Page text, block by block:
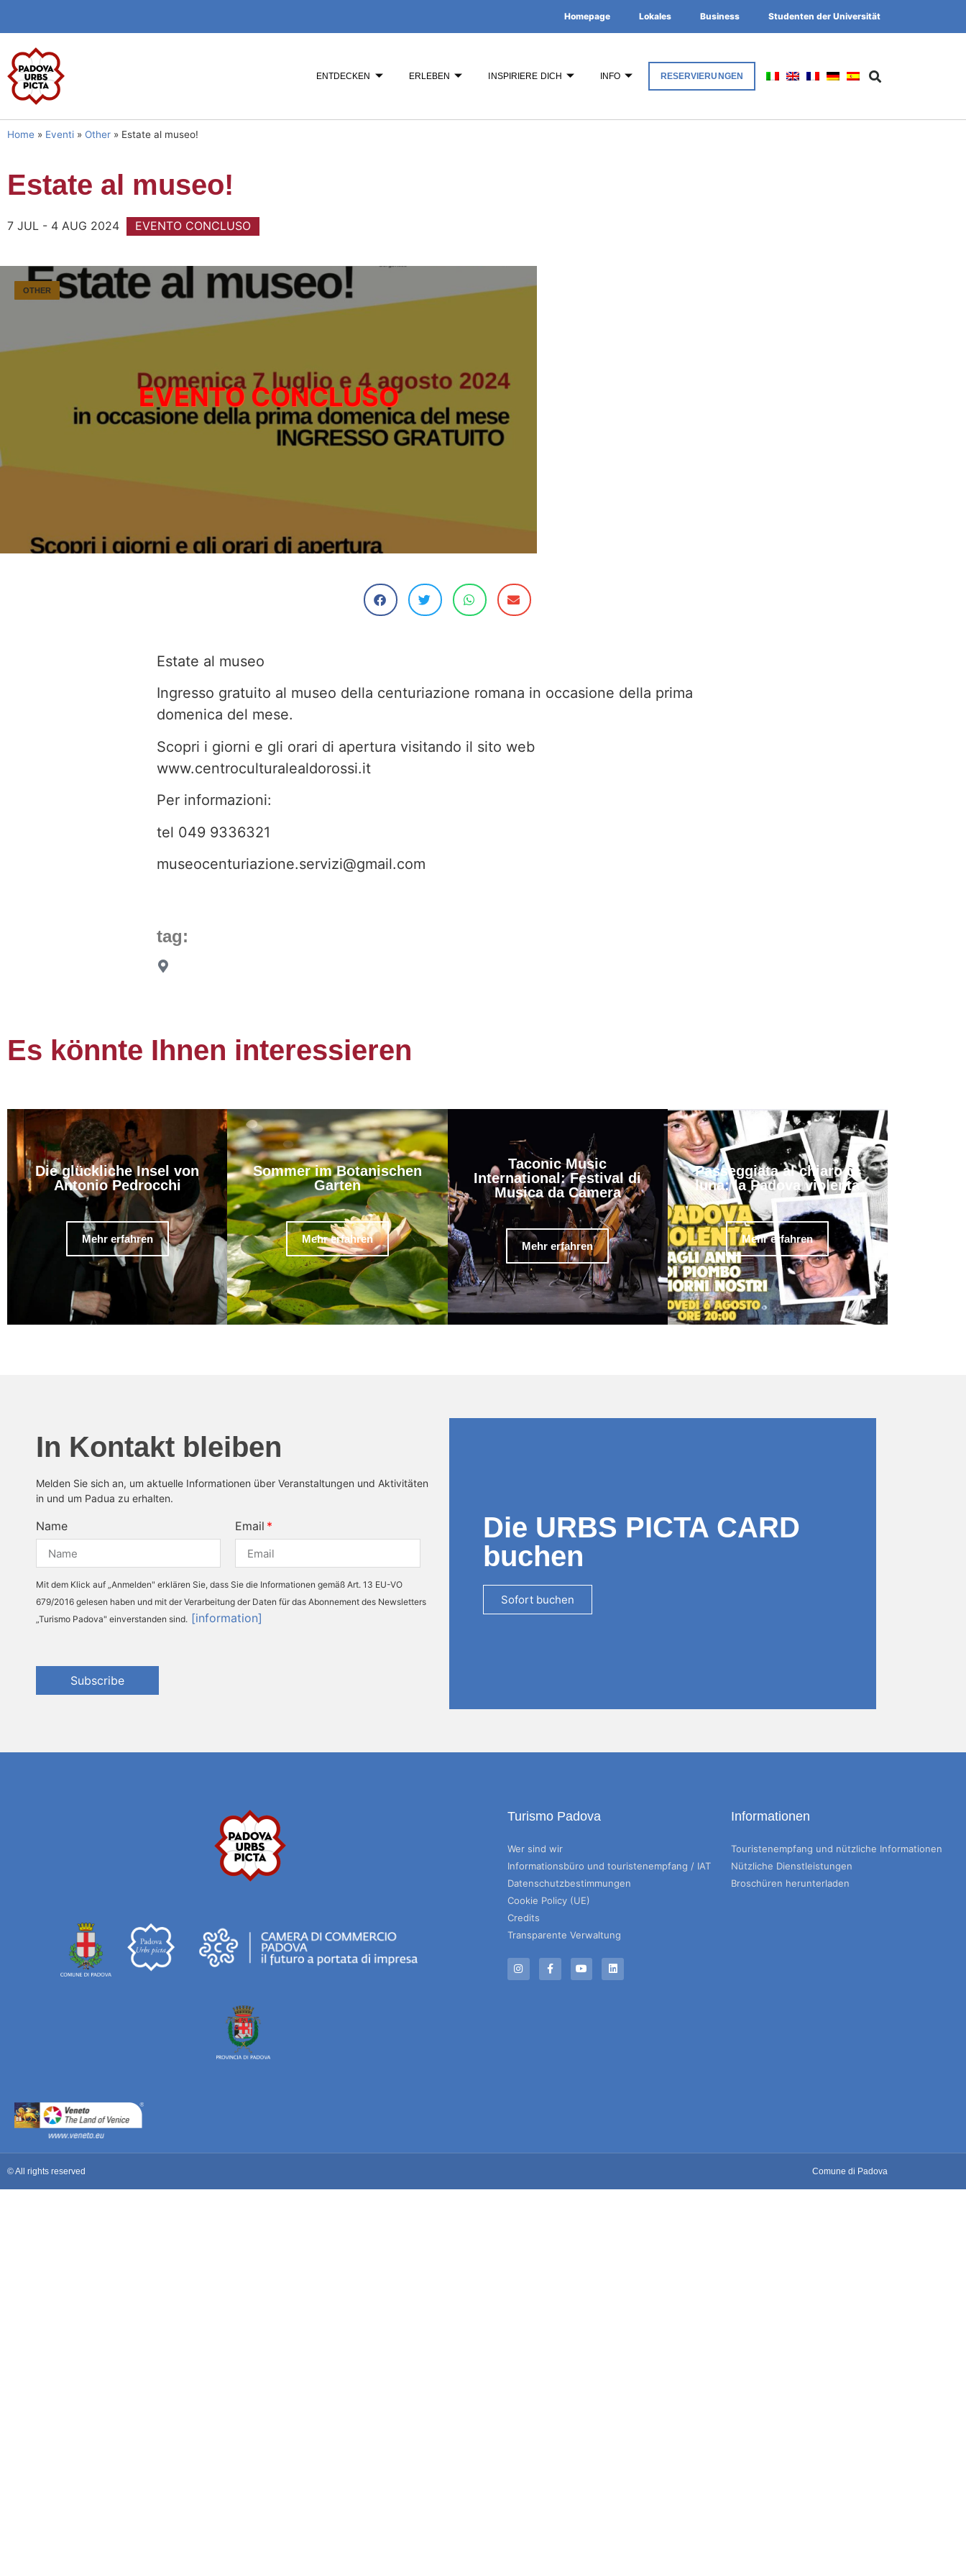
Homepage Lokales Business Studenten der Universität
ENTDECKEN ERLEBEN INSPIRIERE DICH INFO RESERVIERUNGEN
Home » Eventi » Other » Estate al museo!
Estate al museo!
7 JUL - 4 AUG 2024 EVENTO CONCLUSO
OTHER
Estate al museo
Ingresso gratuito al museo della centuriazione romana in occasione della prima
domenica del mese.
Scopri i giorni e gli orari di apertura visitando il sito web
www.centroculturalealdorossi.it
Per informazioni:
tel 049 9336321
museocenturiazione.servizi@gmail.com
tag:
Es könnte Ihnen interessieren
Die glückliche Insel von
Antonio Pedrocchi
Mehr erfahren
Sommer im Botanischen
Garten
Mehr erfahren
Taconic Music
International: Festival di
Musica da Camera
Mehr erfahren
Passeggiata al chiaro di
luna: la Padova violenta
Mehr erfahren
In Kontakt bleiben
Melden Sie sich an, um aktuelle Informationen über Veranstaltungen und Aktivitäten
in und um Padua zu erhalten.
Name Email
Mit dem Klick auf „Anmelden" erklären Sie, dass Sie die Informationen gemäß Art. 13 EU-VO
679/2016 gelesen haben und mit der Verarbeitung der Daten für das Abonnement des Newsletters
„Turismo Padova" einverstanden sind. [information]
Subscribe
Die URBS PICTA CARD
buchen
Sofort buchen
Turismo Padova
Wer sind wir
Informationsbüro und touristenempfang / IAT
Datenschutzbestimmungen
Cookie Policy (UE)
Credits
Transparente Verwaltung
Informationen
Touristenempfang und nützliche Informationen
Nützliche Dienstleistungen
Broschüren herunterladen
© All rights reserved Comune di Padova